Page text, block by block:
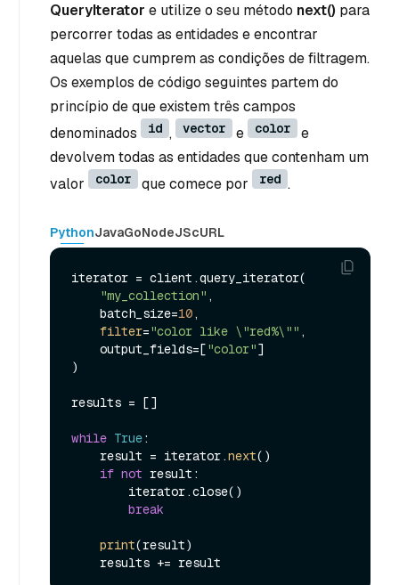
QueryIterator e utilize o seu método next() para
percorrer todas as entidades e encontrar
aquelas que cumprem as condições de filtragem.
Os exemplos de código seguintes partem do
princípio de que existem três campos
denominados
id , vector e color
e
devolvem todas as entidades que contenham um
valor
color que comece por red .
PythonJavaGoNodeJScURL
iterator = client.query_iterator(
"my_collection" ,
    batch_size=
10,
filter="color like \"red%\"" ,
    output_fields=[
"color"]
)
results = []
while True:
    result = iterator.
next()
if not result:
break
print(result)